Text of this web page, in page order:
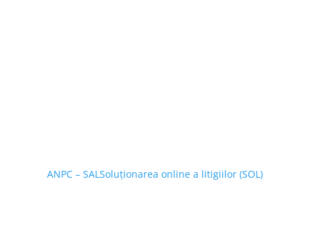
ANPC – SAL Soluționarea online a litigiilor (SOL)